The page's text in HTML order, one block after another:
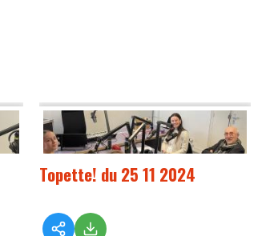
Topette! du 25 11 2024